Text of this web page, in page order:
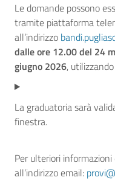
Le domande possono
tramite piattaforma
all’indirizzo
dalle ore 12.00 del 24
giugno 2026,
La graduatoria sarà
finestra.
Per ulteriori
all’indirizzo email: